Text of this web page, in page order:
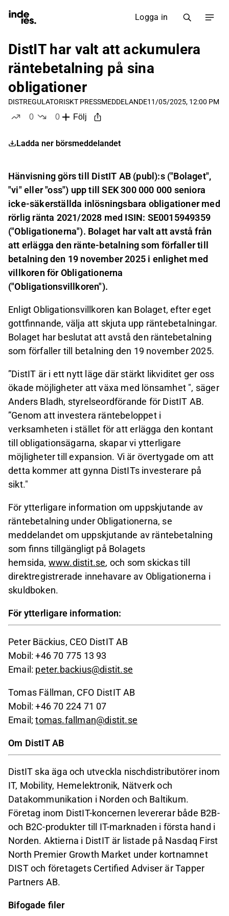
Logga in
DistIT har valt att ackumulera
räntebetalning på sina
obligationer
DISTREGULATORISKT PRESSMEDDELANDE11/05/2025, 12:00 PM
0
0
Följ
Ladda ner börsmeddelandet
Hänvisning görs till DistIT AB (publ):s ("Bolaget",
"vi" eller "oss") upp till SEK 300 000 000 seniora
icke-säkerställda inlösningsbara obligationer med
rörlig ränta 2021/2028 med ISIN: SE0015949359
("Obligationerna"). Bolaget har valt att avstå från
att erlägga den ränte-betalning som förfaller till
betalning den 19 november 2025 i enlighet med
villkoren för Obligationerna
("Obligationsvillkoren").
Enligt Obligationsvillkoren kan Bolaget, efter eget
gottfinnande, välja att skjuta upp räntebetalningar.
Bolaget har beslutat att avstå den räntebetalning
som förfaller till betalning den 19 november 2025.
”DistIT är i ett nytt läge där stärkt likviditet ger oss
ökade möjligheter att växa med lönsamhet ", säger
Anders Bladh, styrelseordförande för DistIT AB.
”Genom att investera räntebeloppet i
verksamheten i stället för att erlägga den kontant
till obligationsägarna, skapar vi ytterligare
möjligheter till expansion. Vi är övertygade om att
detta kommer att gynna DistITs investerare på
sikt."
För ytterligare information om uppskjutande av
räntebetalning under Obligationerna, se
meddelandet om uppskjutande av räntebetalning
som finns tillgängligt på Bolagets
hemsida, www.distit.se, och som skickas till
direktregistrerade innehavare av Obligationerna i
skuldboken.
För ytterligare information:
Peter Bäckius, CEO DistIT AB
Mobil: +46 70 775 13 93
Email: peter.backius@distit.se
Tomas Fällman, CFO DistIT AB
Mobil: +46 70 224 71 07
Email;tomas.fallman@distit.se
Om DistIT AB
DistIT ska äga och utveckla nischdistributörer inom
IT, Mobility, Hemelektronik, Nätverk och
Datakommunikation i Norden och Baltikum.
Företag inom DistIT-koncernen levererar både B2B-
och B2C-produkter till IT-marknaden i första hand i
Norden. Aktierna i DistIT är listade på Nasdaq First
North Premier Growth Market under kortnamnet
DIST och företagets Certified Adviser är Tapper
Partners AB.
Bifogade filer